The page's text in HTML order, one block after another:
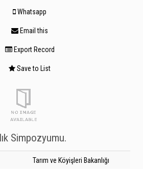
Whatsapp
Email this
Export Record
Save to List
Simpozyumu.
Tarım ve Köyişleri Bakanlığı